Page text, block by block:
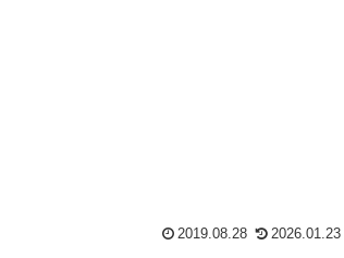
2019.08.28 2026.01.23